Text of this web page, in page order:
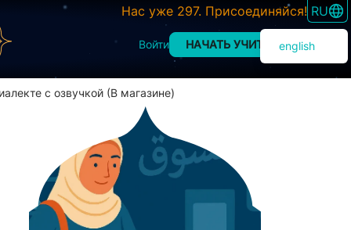
Нас уже 297. Присоединяйся! RU
english
Войти НАЧАТЬ УЧИТЬСЯ
с озвучкой (В магазине)